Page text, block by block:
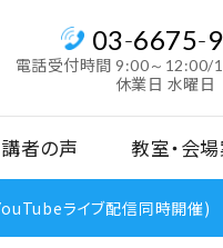
03-6675-
電話受付時間 9:00～12:00/
休業日 水曜日
者の声 教室・会
ライブ配信同時開催)